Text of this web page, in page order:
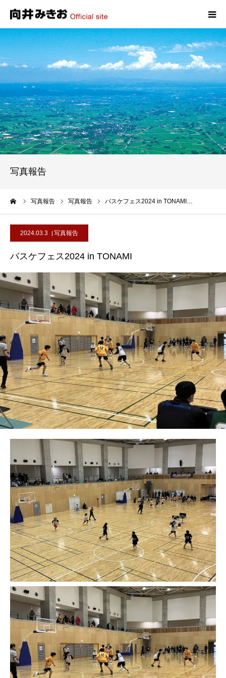
写真報告
写真報告 写真報告 バスケフェス2024 in TONAMI…
2024.03.3 写真報告
バスケフェス2024 in TONAMI
HOME
プロフィール
政策
活動報告